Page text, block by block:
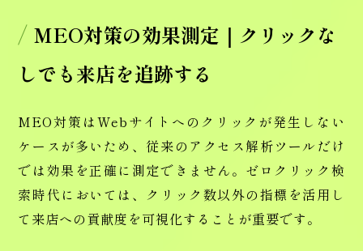
MEO対策の効果測定｜クリックな
しでも来店を追跡する
MEO対策はWebサイトへのクリックが発生しない
ケースが多いため、従来のアクセス解析ツールだけ
では効果を正確に測定できません。ゼロクリック検
索時代においては、クリック数以外の指標を活用し
て来店への貢献度を可視化することが重要です。